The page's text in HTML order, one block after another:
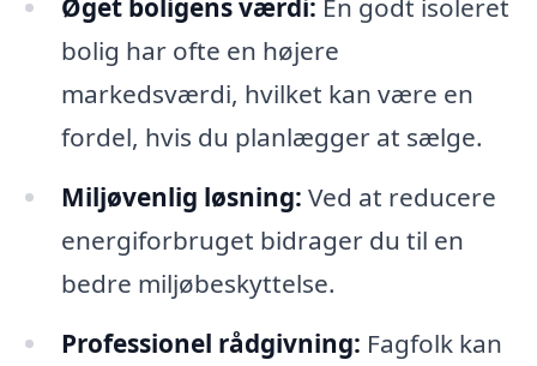
Øget boligens værdi: En godt isoleret
bolig har ofte en højere
markedsværdi, hvilket kan være en
fordel, hvis du planlægger at sælge.
Miljøvenlig løsning: Ved at reducere
energiforbruget bidrager du til en
bedre miljøbeskyttelse.
Professionel rådgivning: Fagfolk kan